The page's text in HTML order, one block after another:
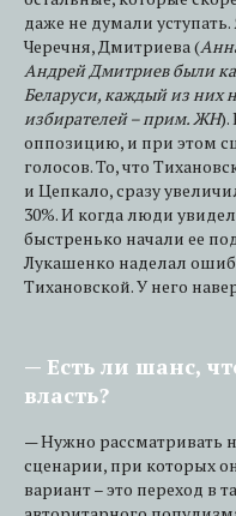
даже не думали
Черечня, Дмитриева (
Андрей Дмитриев были
Беларуси, каждый из них
избирателей – прим. ЖН).
оппозицию, и при этом
голосов. То, что
и Цепкало, сразу
30%. И когда люди
быстренько начали ее
Лукашенко наделал
Тихановской. У него
— Есть ли шанс,
власть?
— Нужно рассматривать
сценарии, при которых
вариант – это переход в